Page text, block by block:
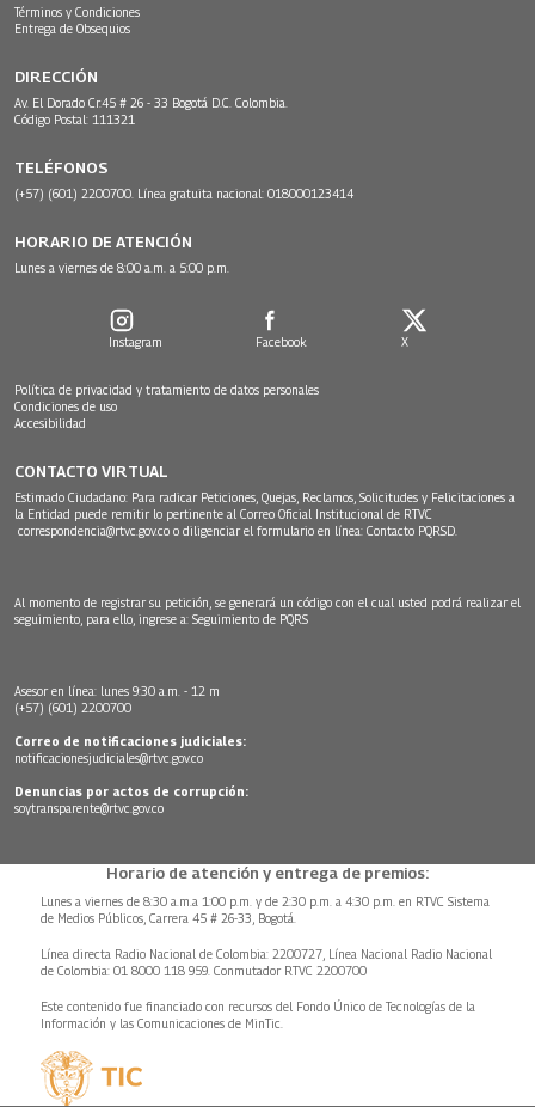
Términos y Condiciones
Entrega de Obsequios
DIRECCIÓN
Av. El Dorado Cr.45 # 26 - 33 Bogotá D.C. Colombia.
Código Postal: 111321
TELÉFONOS
(+57) (601) 2200700. Línea gratuita nacional: 018000123414
HORARIO DE ATENCIÓN
Lunes a viernes de 8:00 a.m. a 5:00 p.m.
Instagram Facebook X
Política de privacidad y tratamiento de datos personales
Condiciones de uso
Accesibilidad
CONTACTO VIRTUAL
Estimado Ciudadano: Para radicar Peticiones, Quejas, Reclamos, Solicitudes y Felicitaciones a
la Entidad puede remitir lo pertinente al Correo Oficial Institucional de RTVC
correspondencia@rtvc.gov.co o diligenciar el formulario en línea: Contacto PQRSD.
Al momento de registrar su petición, se generará un código con el cual usted podrá realizar el
seguimiento, para ello, ingrese a: Seguimiento de PQRS
Asesor en línea: lunes 9:30 a.m. - 12 m
(+57) (601) 2200700
Correo de notificaciones judiciales:
notificacionesjudiciales@rtvc.gov.co
Denuncias por actos de corrupción:
soytransparente@rtvc.gov.co
Horario de atención y entrega de premios:
Lunes a viernes de 8:30 a.m.a 1:00 p.m. y de 2:30 p.m. a 4:30 p.m. en RTVC Sistema
de Medios Públicos, Carrera 45 # 26-33, Bogotá.
Línea directa Radio Nacional de Colombia: 2200727, Línea Nacional Radio Nacional
de Colombia: 01 8000 118 959. Conmutador RTVC 2200700
Este contenido fue financiado con recursos del Fondo Único de Tecnologías de la
Información y las Comunicaciones de MinTic.